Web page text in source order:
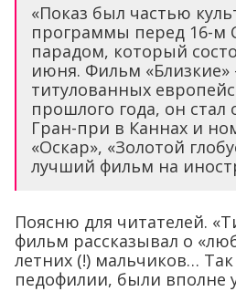
«Показ был частью
программы перед 16-м
парадом, который
июня. Фильм
титулованных
прошлого года, он стал
Гран-при в Каннах и
«Оскар», «Золотой
лучший фильм на
Поясню для читателей.
фильм рассказывал о
летних (!) мальчиков…
педофилии, были вполне